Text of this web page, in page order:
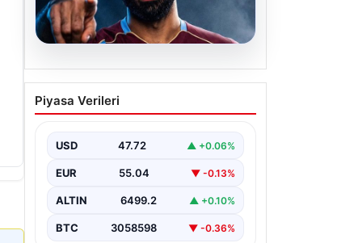
05.08.2026
Mohamed Salah
transferinin detayları
Piyasa Verileri
USD 47.72 ▲ +0.06%
EUR 55.04 ▼ -0.13%
ALTIN 6499.2 ▲ +0.10%
BTC 3058598 ▼ -0.36%